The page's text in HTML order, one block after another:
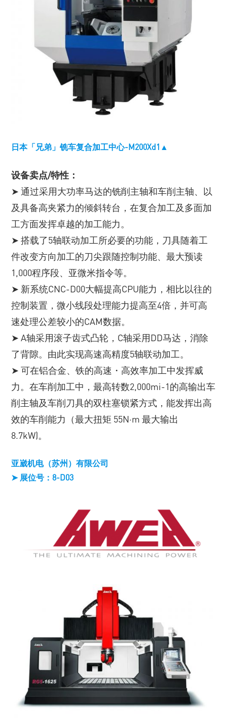
日本「兄弟」铣车复合加工中心-M200Xd1▲
设备卖点/特性：
➤ 通过采用大功率马达的铣削主轴和车削主轴、以
及具备高夹紧力的倾斜转台，在复合加工及多面加
工方面发挥卓越的加工能力。
➤ 搭载了5轴联动加工所必要的功能，刀具随着工
件改变方向加工的刀尖跟随控制功能、最大预读
1,000程序段、亚微米指令等。
➤ 新系统CNC-D00大幅提高CPU能力，相比以往的
控制装置，微小线段处理能力提高至4倍，并可高
速处理公差较小的CAM数据。
➤ A轴采用滚子齿式凸轮，C轴采用DD马达，消除
了背隙。由此实现高速高精度5轴联动加工。
➤ 可在铝合金、铁的高速・高效率加工中发挥威
力。在车削加工中，最高转数2,000mi-1的高输出车
削主轴及车削刀具的双柱塞锁紧方式，能发挥出高
效的车削能力（最大扭矩 55N·m 最大输出
8.7kW)。
亚崴机电（苏州）有限公司
➤ 展位号：8-D03